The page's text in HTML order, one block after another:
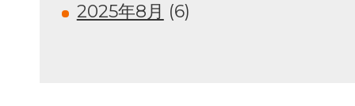
2025年8月 (6)